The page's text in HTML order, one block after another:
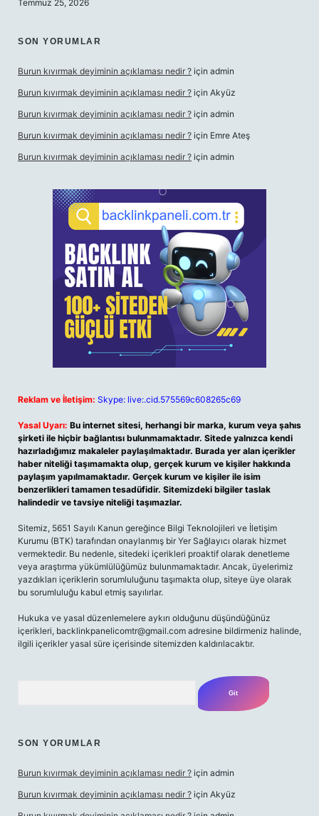
Temmuz 25, 2026
SON YORUMLAR
Burun kıvırmak deyiminin açıklaması nedir ? için admin
Burun kıvırmak deyiminin açıklaması nedir ? için Akyüz
Burun kıvırmak deyiminin açıklaması nedir ? için admin
Burun kıvırmak deyiminin açıklaması nedir ? için Emre Ateş
Burun kıvırmak deyiminin açıklaması nedir ? için admin
Reklam ve İletişim: Skype: live:.cid.575569c608265c69
Yasal Uyarı: Bu internet sitesi, herhangi bir marka, kurum veya şahıs
şirketi ile hiçbir bağlantısı bulunmamaktadır. Sitede yalnızca kendi
hazırladığımız makaleler paylaşılmaktadır. Burada yer alan içerikler
haber niteliği taşımamakta olup, gerçek kurum ve kişiler hakkında
paylaşım yapılmamaktadır. Gerçek kurum ve kişiler ile isim
benzerlikleri tamamen tesadüfidir. Sitemizdeki bilgiler taslak
halindedir ve tavsiye niteliği taşımazlar.
Sitemiz, 5651 Sayılı Kanun gereğince Bilgi Teknolojileri ve İletişim
Kurumu (BTK) tarafından onaylanmış bir Yer Sağlayıcı olarak hizmet
vermektedir. Bu nedenle, sitedeki içerikleri proaktif olarak denetleme
veya araştırma yükümlülüğümüz bulunmamaktadır. Ancak, üyelerimiz
yazdıkları içeriklerin sorumluluğunu taşımakta olup, siteye üye olarak
bu sorumluluğu kabul etmiş sayılırlar.
Hukuka ve yasal düzenlemelere aykırı olduğunu düşündüğünüz
içerikleri, backlinkpanelicomtr@gmail.com adresine bildirmeniz halinde,
ilgili içerikler yasal süre içerisinde sitemizden kaldırılacaktır.
SON YORUMLAR
Burun kıvırmak deyiminin açıklaması nedir ? için admin
Burun kıvırmak deyiminin açıklaması nedir ? için Akyüz